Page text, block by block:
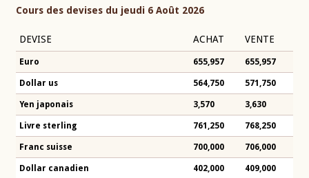
Cours des devises du jeudi 6 Août 2026
DEVISE ACHAT VENTE
Euro 655,957 655,957
Dollar us 564,750 571,750
Yen japonais 3,570 3,630
Livre sterling 761,250 768,250
Franc suisse 700,000 706,000
Dollar canadien 402,000 409,000